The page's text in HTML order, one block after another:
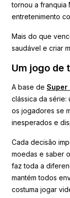
tornou a franquia
entretenimento
Mais do que
saudável e criar
Um jogo de
A base de Super
clássica da
os jogadores se
inesperados e
Cada decisão
moedas e saber
faz toda a
mantém todos
costuma jogar